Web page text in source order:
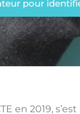
pour
en 2019,